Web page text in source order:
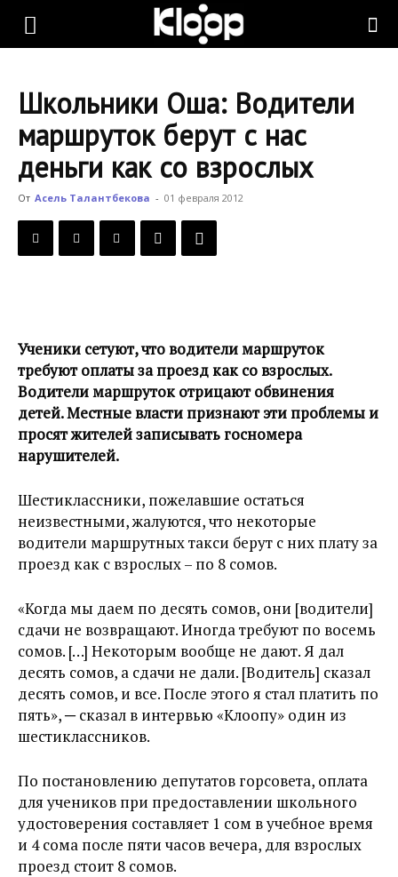
KLOOP.KG
Новости
Кыргызстана
Школьники Оша: Водители
маршруток берут с нас
деньги как со взрослых
От Асель Талантбекова - 01 февраля 2012
Ученики сетуют, что водители маршруток
требуют оплаты за проезд как со взрослых.
Водители маршруток отрицают обвинения
детей. Местные власти признают эти проблемы и
просят жителей записывать госномера
нарушителей.
Шестиклассники, пожелавшие остаться
неизвестными, жалуются, что некоторые
водители маршрутных такси берут с них плату за
проезд как с взрослых – по 8 сомов.
«Когда мы даем по десять сомов, они [водители]
сдачи не возвращают. Иногда требуют по восемь
сомов. […] Некоторым вообще не дают. Я дал
десять сомов, а сдачи не дали. [Водитель] сказал
десять сомов, и все. После этого я стал платить по
пять», ─ сказал в интервью «Клоопу» один из
шестиклассников.
По постановлению депутатов горсовета, оплата
для учеников при предоставлении школьного
удостоверения составляет 1 сом в учебное время
и 4 сома после пяти часов вечера, для взрослых
проезд стоит 8 сомов.